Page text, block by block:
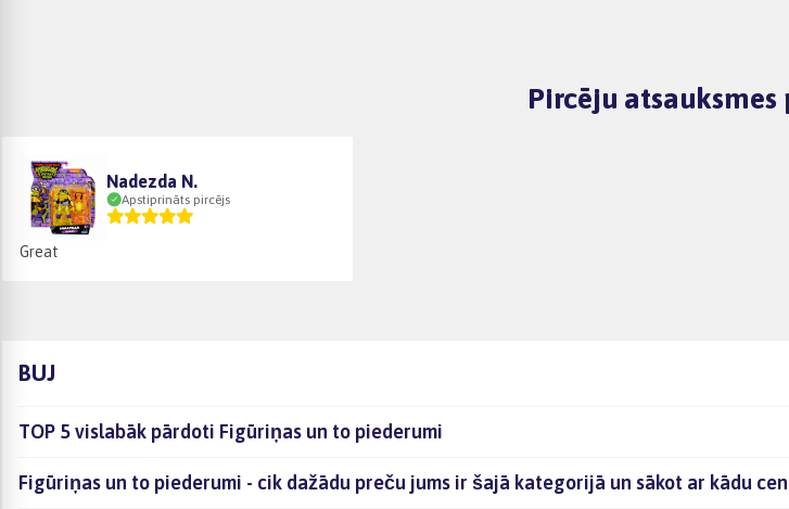
Pircēju atsauksmes
Nadezda N.
Apstiprināts pircējs
Great
BUJ
TOP 5 vislabāk pārdoti Figūriņas un to piederumi
Figūriņas un to piederumi - cik dažādu preču jums ir šajā kategorijā un sākot ar kādu